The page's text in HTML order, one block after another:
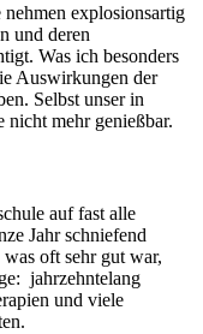
explosionsartig
und deren
Was ich besonders
Auswirkungen der
Selbst unser in
mehr genießbar.
auf fast alle
Jahr schniefend
oft sehr gut war,
jahrzehntelang
und viele